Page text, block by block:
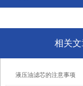
相关
液压油滤芯的注意事项